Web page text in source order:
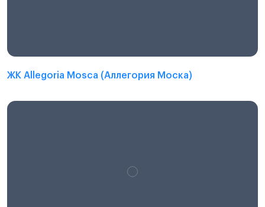
ЖК Allegoria Mosca (Аллегория Моска)